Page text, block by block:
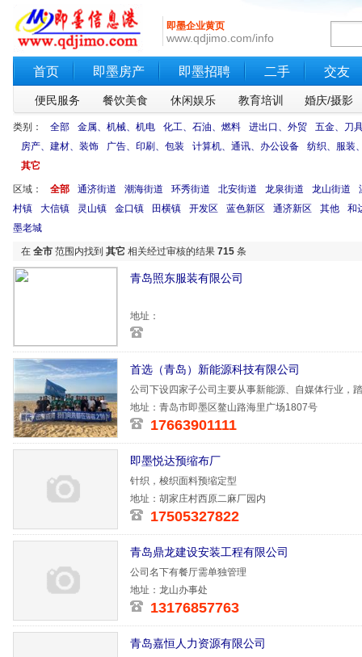
即墨企业黄页
www.qdjimo.com/info
首页 即墨房产 即墨招聘 二手 交友
便民服务 餐饮美食 休闲娱乐 教育培训 婚庆/摄影
类别： 全部 金属、机械、机电 化工、石油、燃料 进出口、外贸
五金、刀
房产、建材、装饰
广告、印刷、包装 计算机、通讯、办公设备
纺织、服装
其它
区域： 全部 通济街道 潮海街道 环秀街道 北安街道 龙泉街道 龙山街道
村镇
大信镇 灵山镇 金口镇 田横镇 开发区 蓝色新区 通济新区 其他
和
墨老城
在 全市 范围内找到 其它 相关经过审核的结果 715 条
青岛照东服装有限公司
地址：
首选（青岛）新能源科技有限公司
公司下设四家子公司主要从事新能源、自媒体行业，
一，励志再
地址：青岛市即墨区鳌山路海里广场1807号
17663901111
即墨悦达预缩布厂
针织，梭织面料预缩定型
地址：胡家庄村西原二麻厂园内
17505327822
青岛鼎龙建设安装工程有限公司
公司名下有餐厅需单独管理
地址：龙山办事处
13176857763
青岛嘉恒人力资源有限公司